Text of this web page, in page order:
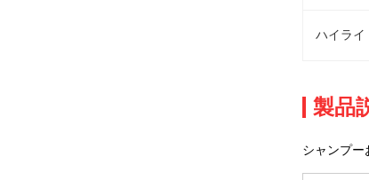
ハイライ
製品
シャンプー